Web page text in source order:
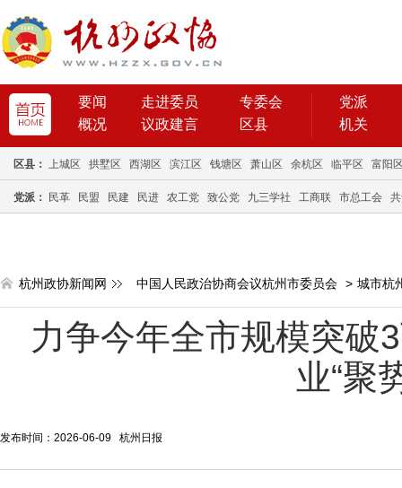
要闻 走进委员
专委会
概况
议政建言 区县
党派
机关
区县： 上城区 拱墅区 西湖区 滨江区 钱塘区 萧山区 余杭区 临平区 富阳
党派： 民革 民盟 民建 民进 农工党 致公党 九三学社 工商联 市总工会
杭州政协新闻网 中国人民政治协商会议杭州市委员会 > 城市杭
力争今年全市规模突破
业“聚
发布时间：2026-06-09 杭州日报